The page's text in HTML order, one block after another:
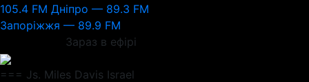
105.4 FM Дніпро — 89.3 FM
Запоріжжя — 89.9 FM
Зараз в ефірі
=== Js. Miles Davis Israel